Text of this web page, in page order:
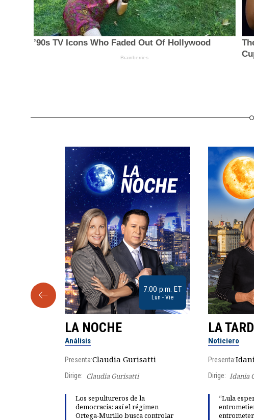
9:30 a.m. ET 7:00 p.m. ET
Lun - Vie
LA NOCHE
Análisis
Presenta:Claudia Gurisatti
Dirige: Claudia Gurisatti
Los sepultureros de la
democracia: así el régimen
Ortega-Murillo busca controlar
LA
Noticiero
Presenta:
Dirige: Idania
“Lula